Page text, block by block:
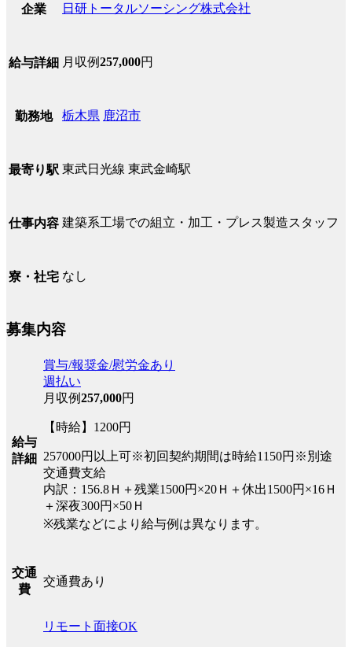
企業 日研トータルソーシング株式会社
給与詳細 月収例257,000円
勤務地 栃木県 鹿沼市
最寄り駅 東武日光線 東武金崎駅
仕事内容 建築系工場での組立・加工・プレス製造スタッフ
寮・社宅 なし
募集内容
給与
詳細
賞与/報奨金/慰労金あり
週払い
月収例257,000円
【時給】1200円
257000円以上可※初回契約期間は時給1150円※別途
交通費支給
内訳：156.8Ｈ＋残業1500円×20Ｈ＋休出1500円×16Ｈ
＋深夜300円×50Ｈ
※残業などにより給与例は異なります。
交通
費
交通費あり
リモート面接OK